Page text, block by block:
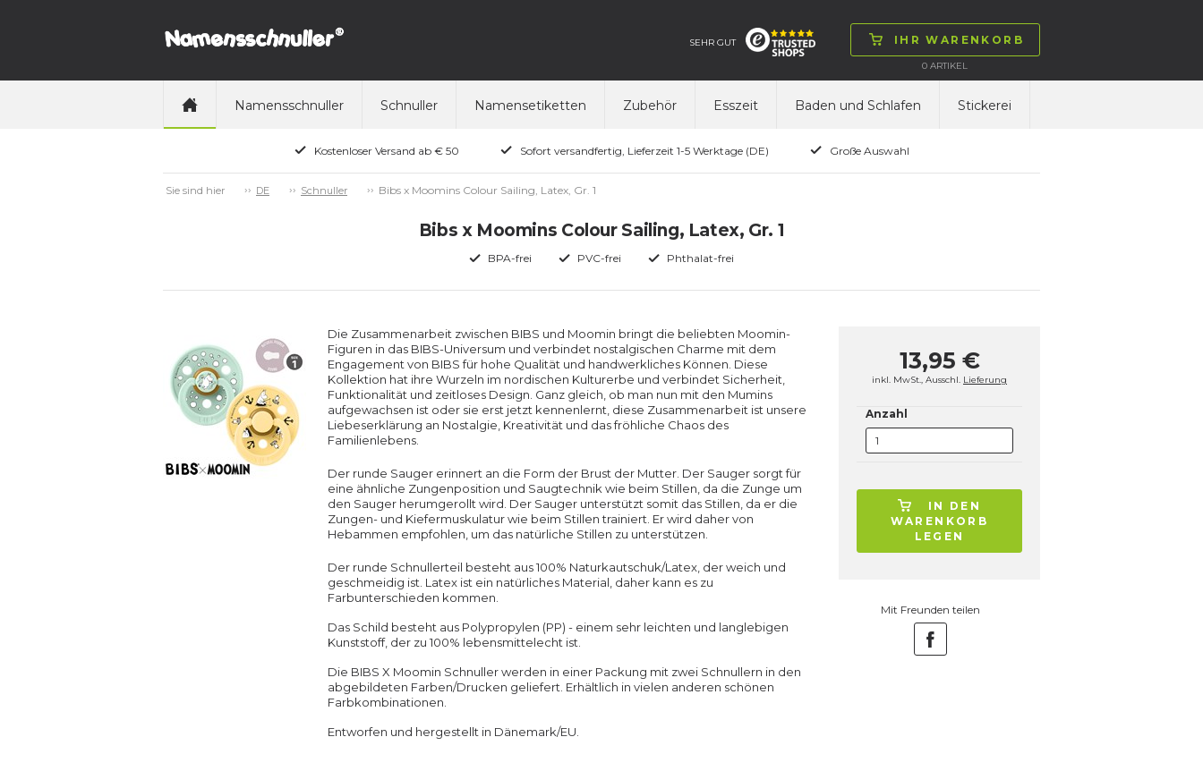
IHR WARENKORB
0ARTIKEL
SEHR GUT
Namensschnuller Schnuller Namensetiketten Zubehör Esszeit Baden und Schlafen Stickerei
Kostenloser Versand ab € 50 Sofort versandfertig, Lieferzeit 1-5 Werktage (DE) Große Auswahl
Sie sind hier DE Schnuller Bibs x Moomins Colour Sailing, Latex, Gr. 1
Bibs x Moomins Colour Sailing, Latex, Gr. 1
BPA-frei PVC-frei Phthalat-frei
Die Zusammenarbeit zwischen BIBS und Moomin bringt die beliebten Moomin-
Figuren in das BIBS-Universum und verbindet nostalgischen Charme mit dem
Engagement von BIBS für hohe Qualität und handwerkliches Können. Diese
Kollektion hat ihre Wurzeln im nordischen Kulturerbe und verbindet Sicherheit,
Funktionalität und zeitloses Design. Ganz gleich, ob man nun mit den Mumins
aufgewachsen ist oder sie erst jetzt kennenlernt, diese Zusammenarbeit ist unsere
Liebeserklärung an Nostalgie, Kreativität und das fröhliche Chaos des
Familienlebens.
Der runde Sauger erinnert an die Form der Brust der Mutter. Der Sauger sorgt für
eine ähnliche Zungenposition und Saugtechnik wie beim Stillen, da die Zunge um
den Sauger herumgerollt wird. Der Sauger unterstützt somit das Stillen, da er die
Zungen- und Kiefermuskulatur wie beim Stillen trainiert. Er wird daher von
Hebammen empfohlen, um das natürliche Stillen zu unterstützen.
Der runde Schnullerteil besteht aus 100% Naturkautschuk/Latex, der weich und
geschmeidig ist. Latex ist ein natürliches Material, daher kann es zu
Farbunterschieden kommen.
Das Schild besteht aus Polypropylen (PP) - einem sehr leichten und langlebigen
Kunststoff, der zu 100% lebensmittelecht ist.
Die BIBS X Moomin Schnuller werden in einer Packung mit zwei Schnullern in den
abgebildeten Farben/Drucken geliefert. Erhältlich in vielen anderen schönen
Farbkombinationen.
Entworfen und hergestellt in Dänemark/EU.
13,95 €
inkl. MwSt., Ausschl. Lieferung
Anzahl
IN DEN
WARENKORB
LEGEN
Mit Freunden teilen